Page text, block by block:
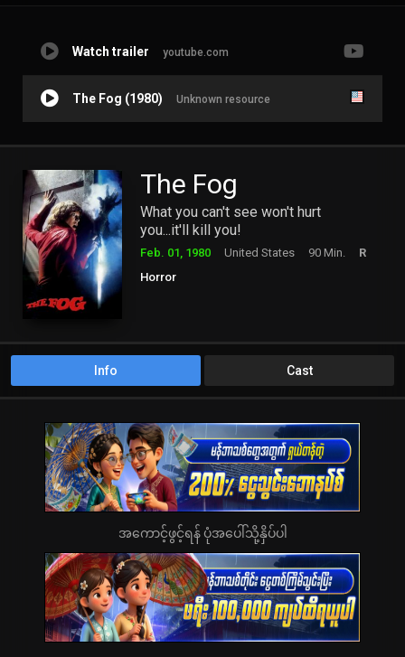
Watch trailer youtube.com
The Fog (1980) Unknown resource
The Fog
What you can't see won't hurt
you...it'll kill you!
Feb. 01, 1980 United States 90 Min.
R
Horror
Info Cast
အကောင့်ဖွင့်ရန် ပုံအပေါ်သို့နှိပ်ပါ